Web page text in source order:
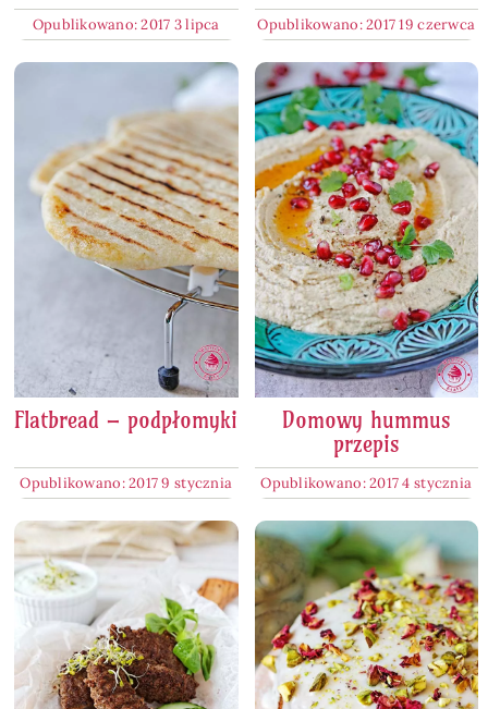
Opublikowano: 2017 3 lipca Opublikowano: 2017 19 czerwca
Flatbread – podpłomyki
Opublikowano: 2017 9 stycznia
Domowy hummus
przepis
Opublikowano: 2017 4 stycznia